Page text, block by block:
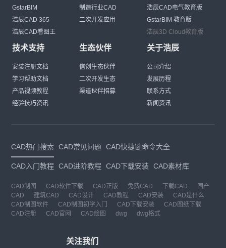
GstarBIM
浩辰CAD 365
浩辰CAD看图王
制造行业CAD
二次开发应用
浩辰CAD电气教育版
GstarBIM 教育版
浩辰3D Cloud教育版
技术支持
安装注册文档
学习帮助文档
产品视频教程
经验技巧资讯
生态伙伴
信创生态伙伴
二次开发生态
渠道伙伴招募
关于浩辰
公司介绍
发展历程
联系方式
新闻资讯
CAD热门搜索 CAD常见问题 CAD快捷键命令大全
CAD入门教程 CAD进阶教程 CAD下载安装 CAD素材库
CAD制图 CAD软件下载 CAD正版 免费CAD 下载CAD
国产
CAD
建筑CAD CAD设计 CAD教程 CAD安装
CAD是什么
CAD制图软件
CAD制图初学入门 CAD下载安装
CAD图纸下载
CAD注册
CAD官网 CAD绘图 dwg dwg格式
关注我们